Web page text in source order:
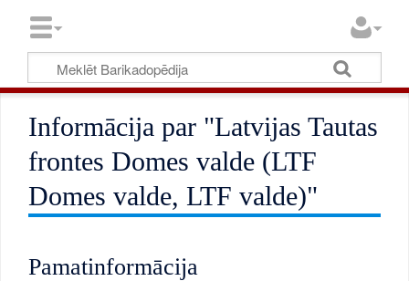
Informācija par "Latvijas Tautas
frontes Domes valde (LTF
Domes valde, LTF valde)"
Pamatinformācija